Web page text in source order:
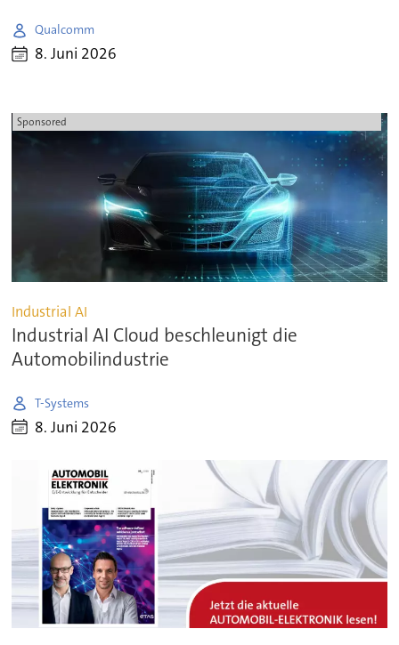
Qualcomm
8. Juni 2026
Sponsored
Industrial AI
Industrial AI Cloud beschleunigt die
Automobilindustrie
T-Systems
8. Juni 2026